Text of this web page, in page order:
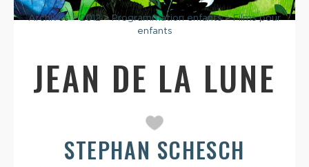
Archives>2012>Programmation enfants>Films pour
enfants
JEAN DE LA LUNE
STEPHAN SCHESCH